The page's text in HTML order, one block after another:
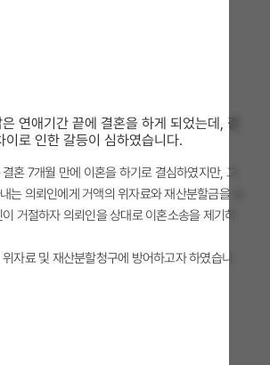
연애기간 끝에 결혼을 하게 되었는데, 결
이로 인한 갈등이 심하였습니다.
혼 7개월 만에 이혼을 하기로 결심하였지만, 그
는 의뢰인에게 거액의 위자료와 재산분할금을 요
거절하자 의뢰인을 상대로 이혼소송을 제기하
자료 및 재산분할청구에 방어하고자 하였습니